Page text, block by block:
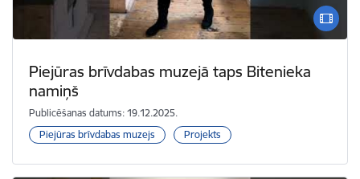
Piejūras brīvdabas muzejā taps Bitenieka
namiņš
Publicēšanas datums: 19.12.2025.
Piejūras brīvdabas muzejs
Projekts